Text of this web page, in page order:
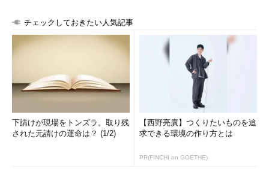
チェックしておきたい人気記事
下請けが現場をトンズラ。取り残
された元請けの運命は？ (1/2)
【西野亮廣】つくりたいものを追
求できる環境の作り方とは
PR(FINCHI on GOETHE)